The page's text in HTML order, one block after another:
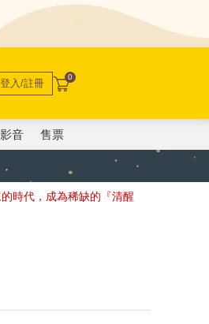
登入/註冊 0
影音 售票
時代，成為稀缺的『清醒